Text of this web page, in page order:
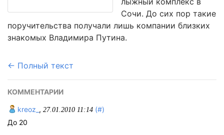
Сочи. До сих пор такие
поручительства получали лишь компании близких
знакомых Владимира Путина.
← Полный текст
КОММЕНТАРИИ
kreoz_ , 27.01.2010 11:14 (#)
До 20